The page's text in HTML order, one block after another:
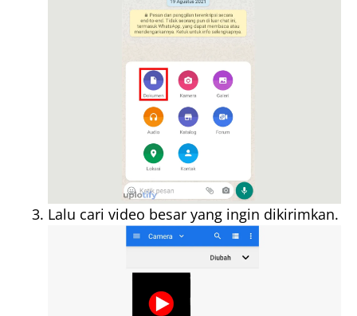
Lalu cari video besar yang ingin dikirimkan.